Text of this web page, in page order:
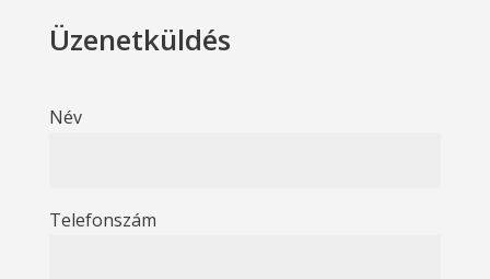
Üzenetküldés
Név
Telefonszám